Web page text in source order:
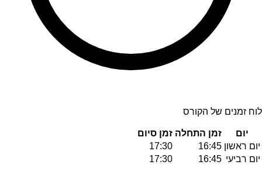
לוח זמנים של הקורס
יום זמן התחלה זמן סיום
יום ראשון 16:45
17:30
יום רביעי 16:45
17:30